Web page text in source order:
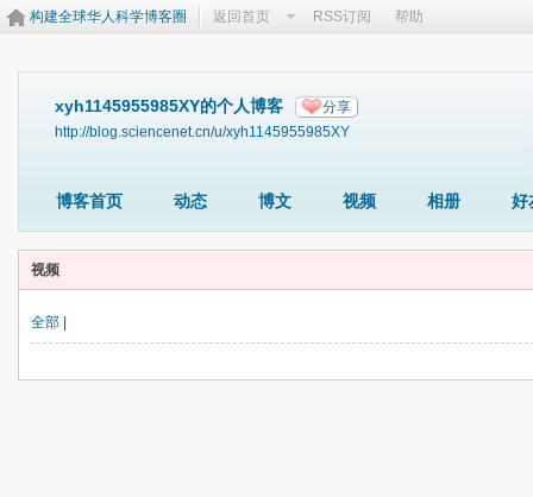
构建全球华人科学博客圈 返回首页 RSS订阅 帮助
xyh1145955985XY的个人博客 分享
http://blog.sciencenet.cn/u/xyh1145955985XY
博客首页 动态 博文 视频 相册 好
视频
全部